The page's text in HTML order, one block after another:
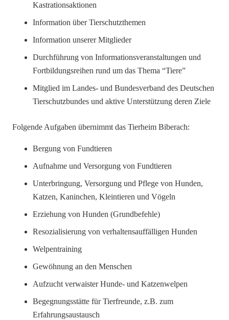
Kastrationsaktionen
Information über Tierschutzthemen
Information unserer Mitglieder
Durchführung von Informationsveranstaltungen und
Fortbildungsreihen rund um das Thema “Tiere”
Mitglied im Landes- und Bundesverband des Deutschen
Tierschutzbundes und aktive Unterstützung deren Ziele
Folgende Aufgaben übernimmt das Tierheim Biberach:
Bergung von Fundtieren
Aufnahme und Versorgung von Fundtieren
Unterbringung, Versorgung und Pflege von Hunden,
Katzen, Kaninchen, Kleintieren und Vögeln
Erziehung von Hunden (Grundbefehle)
Resozialisierung von verhaltensauffälligen Hunden
Welpentraining
Gewöhnung an den Menschen
Aufzucht verwaister Hunde- und Katzenwelpen
Begegnungsstätte für Tierfreunde, z.B. zum
Erfahrungsaustausch